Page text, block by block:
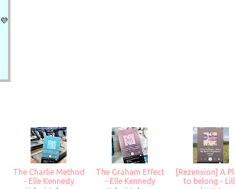
💜
The Charlie Method
- Elle Kennedy
The Graham Effect
- Elle Kennedy
[Rezension] A
to belong -